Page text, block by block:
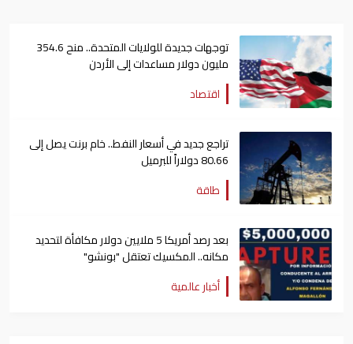
توجهات جديدة للولايات المتحدة.. منح 354.6
مليون دولار مساعدات إلى الأردن
اقتصاد
تراجع جديد في أسعار النفط.. خام برنت يصل إلى
80.66 دولاراً للبرميل
طاقة
بعد رصد أمريكا 5 ملايين دولار مكافأة لتحديد
مكانه.. المكسيك تعتقل "بونشو"
أخبار عالمية